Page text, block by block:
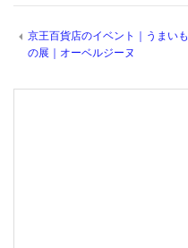
京王百貨店のイベント｜うまいも
の展｜オーベルジーヌ